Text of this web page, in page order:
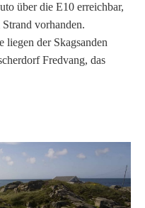
über die E10 erreichbar,
vorhanden.
liegen der Skagsanden
Fredvang, das